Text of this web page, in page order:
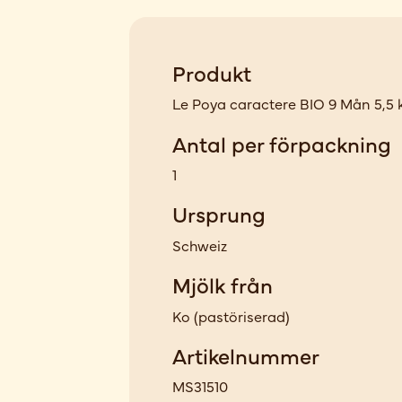
Produkt
Le Poya caractere BIO 9 Mån 5,5
Antal per förpackning
1
Ursprung
Schweiz
Mjölk från
Ko (pastöriserad)
Artikelnummer
MS31510